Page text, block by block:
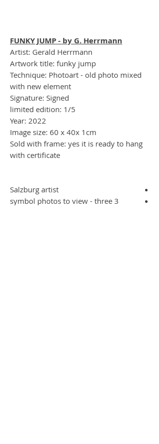
FUNKY JUMP - by G. Herrmann
Artist: Gerald Herrmann
Artwork title: funky jump
Technique: Photoart - old photo mixed
with new element
Signature: Signed
limited edition: 1/5
Year: 2022
Image size: 60 x 40x 1cm
Sold with frame: yes it is ready to hang
with certificate
Salzburg artist
3 symbol photos to view - three